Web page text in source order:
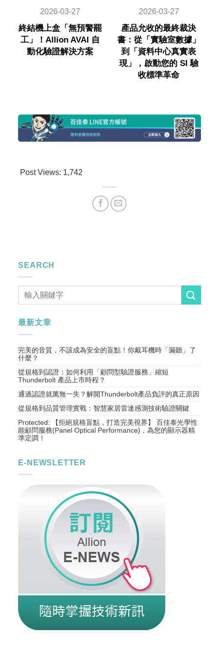
2026-03-27
終結機上盒「無預警罷
工」！Allion AVAI 自
動化驗證解決方案
2026-03-27
產品允收的最終裁決
書：從「實驗室數據」
到「資料中心真實表
現」，啟動您的 SI 驗
收標準革命
Post Views: 1,742
SEARCH
最新文章
完美的音質，不該成為安全的盲點！你戴耳機時「漏聽」了
什麼？
從規格到認證：如何利用「顧問型驗證服務」縮短
Thunderbolt 產品上市時程？
通過認證就萬無一失？解開Thunderbolt產品負評的真正原因
從規格到品質管理實戰：智慧家居雷達感測技術驗證關鍵
Protected: 【拒絕規格盲點，打造完美視界】 百佳泰光學性
能顧問服務(Panel Optical Performance)，為您的顯示器精
準定調！
E-NEWSLETTER